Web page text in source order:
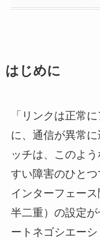
はじめに
「リンクは正常
に、通信が異常
ッチは、このよ
すい障害のひと
インターフェー
半二重）の設定
ートネゴシエー